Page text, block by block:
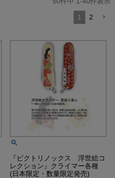
1 2
『ビクトリノックス 浮世絵コ
レクション』クライマー各種
(日本限定・数量限定発売)